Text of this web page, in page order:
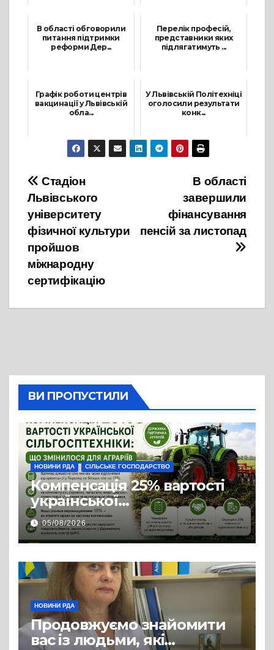
В області обговорили
питання підтримки
реформи Дер...
Перелік професій,
представники яких
підлягатимуть ...
Графік роботи центрів
вакцинації у Львівській
обла...
24 Січня, 2022
У Львівській Політехніці
оголосили результати
конк...
30 Серпня, 2021
Навігація
записів
В області
завершили
фінансування
пенсій за листопад
Стадіон
Львівського
університету
фізичної культури
пройшов
міжнародну
сертифікацію
ВИ ПРОПУСТИЛИ
НОВИНИ РДА СІЛЬСЬКЕ ГОСПОДАРСТВО
Компенсація 25% вартості
української
сільгосптехніки: що
змінилося для аграріїв
05/08/2026
НОВИНИ РДА
Продовжуємо знайомити
вас із людьми, які